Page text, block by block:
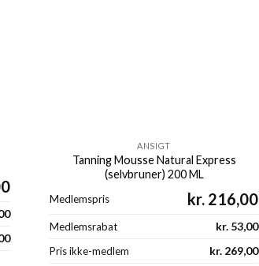
ANSIGT
Tanning Mousse Natural Express
(selvbruner) 200 ML
Medlemspris kr. 216,00
Medlemsrabat kr. 53,00
Pris ikke-medlem kr. 269,00